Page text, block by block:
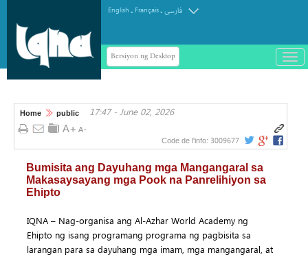
English . Français.فارسی
Bersiyon ng Desktop
باز
و
Home public 17:47 - June 02, 2026
Code de l'info: 3009677
Bumisita ang Dayuhang mga Mangangaral sa
Makasaysayang mga Pook na Panrelihiyon sa
Ehipto
IQNA – Nag-organisa ang Al-Azhar World Academy ng
Ehipto ng isang programang programa ng pagbisita sa
larangan para sa dayuhang mga imam, mga mangangaral, at